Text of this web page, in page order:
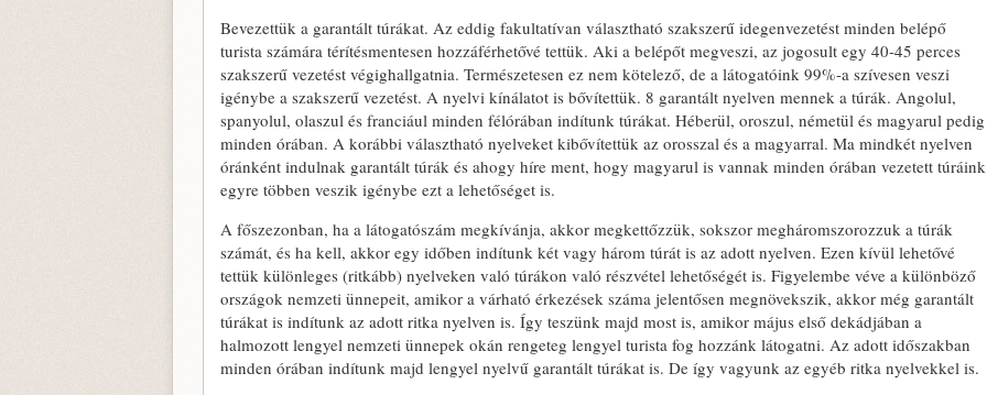
Bevezettük a garantált túrákat. Az eddig fakultatívan választható szakszerű idegenvezetést minden belépő
turista számára térítésmentesen hozzáférhetővé tettük. Aki a belépőt megveszi, az jogosult egy 40-45 perces
szakszerű vezetést végighallgatnia. Természetesen ez nem kötelező, de a látogatóink 99%-a szívesen veszi
igénybe a szakszerű vezetést. A nyelvi kínálatot is bővítettük. 8 garantált nyelven mennek a túrák. Angolul,
spanyolul, olaszul és franciául minden félórában indítunk túrákat. Héberül, oroszul, németül és magyarul pedig
minden órában. A korábbi választható nyelveket kibővítettük az orosszal és a magyarral. Ma mindkét nyelven
óránként indulnak garantált túrák és ahogy híre ment, hogy magyarul is vannak minden órában vezetett túráink
egyre többen veszik igénybe ezt a lehetőséget is.
A főszezonban, ha a látogatószám megkívánja, akkor megkettőzzük, sokszor megháromszorozzuk a túrák
számát, és ha kell, akkor egy időben indítunk két vagy három túrát is az adott nyelven. Ezen kívül lehetővé
tettük különleges (ritkább) nyelveken való túrákon való részvétel lehetőségét is. Figyelembe véve a különböző
országok nemzeti ünnepeit, amikor a várható érkezések száma jelentősen megnövekszik, akkor még garantált
túrákat is indítunk az adott ritka nyelven is. Így teszünk majd most is, amikor május első dekádjában a
halmozott lengyel nemzeti ünnepek okán rengeteg lengyel turista fog hozzánk látogatni. Az adott időszakban
minden órában indítunk majd lengyel nyelvű garantált túrákat is. De így vagyunk az egyéb ritka nyelvekkel is.